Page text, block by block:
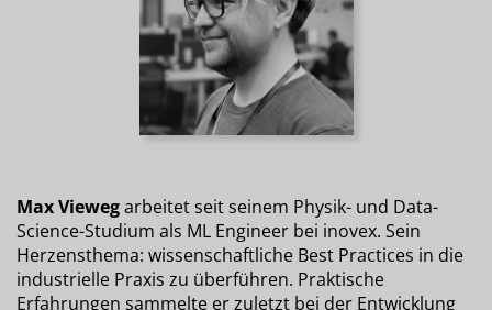
Max Viewegarbeitet seit seinem Physik- und Data-
Science-Studium als ML Engineer bei inovex. Sein
Herzensthema: wissenschaftliche Best Practices in die
industrielle Praxis zu überführen. Praktische
Erfahrungen sammelte er zuletzt bei der Entwicklung